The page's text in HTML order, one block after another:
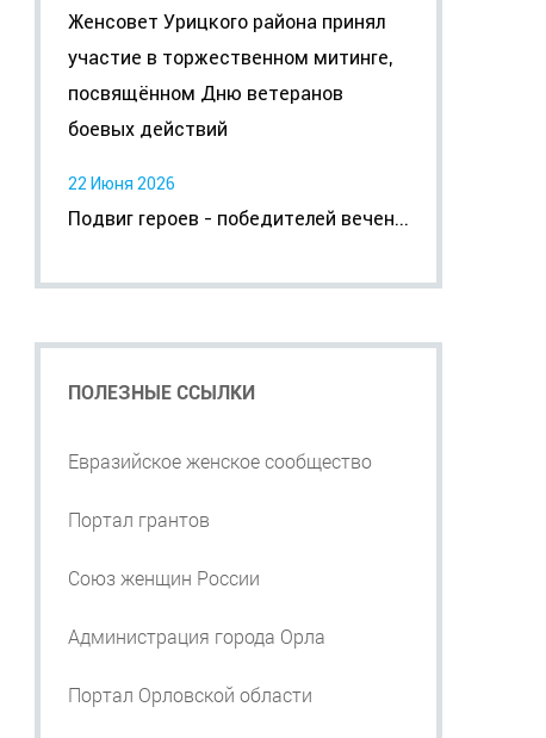
Женсовет Урицкого района принял
участие в торжественном митинге,
посвящённом Дню ветеранов
боевых действий
22 Июня 2026
Подвиг героев - победителей вечен...
ПОЛЕЗНЫЕ ССЫЛКИ
Евразийское женское сообщество
Портал грантов
Союз женщин России
Администрация города Орла
Портал Орловской области